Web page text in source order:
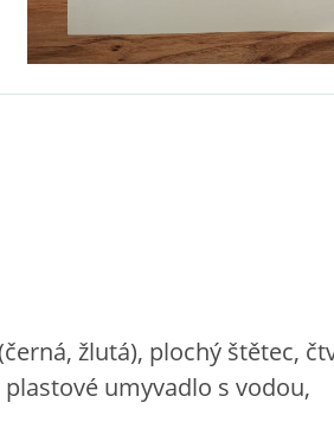
žlutá), plochý štětec,
umyvadlo s vodou,